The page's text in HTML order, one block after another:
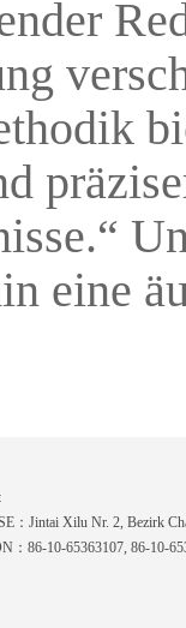
eine
：Jintai Xilu Nr. 2, Bezirk
：86-10-65363107, 86-10-